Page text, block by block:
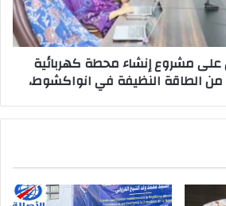
على مشروع إنشاء محطة كهربائية